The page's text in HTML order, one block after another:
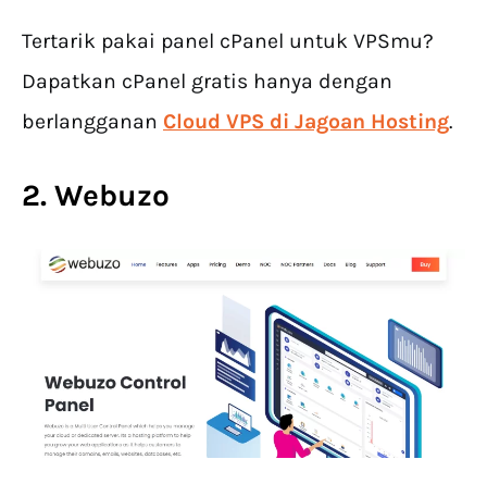
Tertarik pakai panel cPanel untuk VPSmu?
Dapatkan cPanel gratis hanya dengan
berlangganan Cloud VPS di Jagoan Hosting.
2. Webuzo